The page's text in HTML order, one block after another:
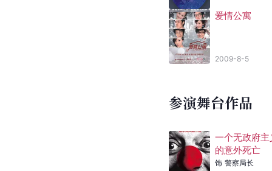
爱情公寓
2009-8-5
参演舞台作品
一个无政府主
的意外死亡
饰 警察局长